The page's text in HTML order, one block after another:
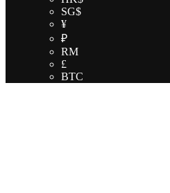
SG$
¥
₽
RM
£
BTC